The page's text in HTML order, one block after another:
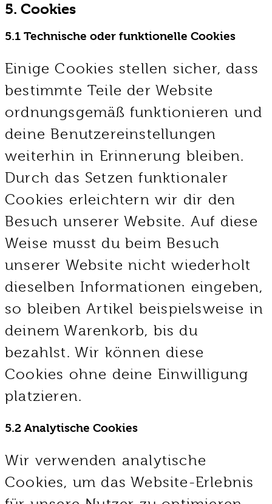
5. Cookies
5.1 Technische oder funktionelle Cookies
Einige Cookies stellen sicher, dass
bestimmte Teile der Website
ordnungsgemäß funktionieren und
deine Benutzereinstellungen
weiterhin in Erinnerung bleiben.
Durch das Setzen funktionaler
Cookies erleichtern wir dir den
Besuch unserer Website. Auf diese
Weise musst du beim Besuch
unserer Website nicht wiederholt
dieselben Informationen eingeben,
so bleiben Artikel beispielsweise in
deinem Warenkorb, bis du
bezahlst. Wir können diese
Cookies ohne deine Einwilligung
platzieren.
5.2 Analytische Cookies
Wir verwenden analytische
Cookies, um das Website-Erlebnis